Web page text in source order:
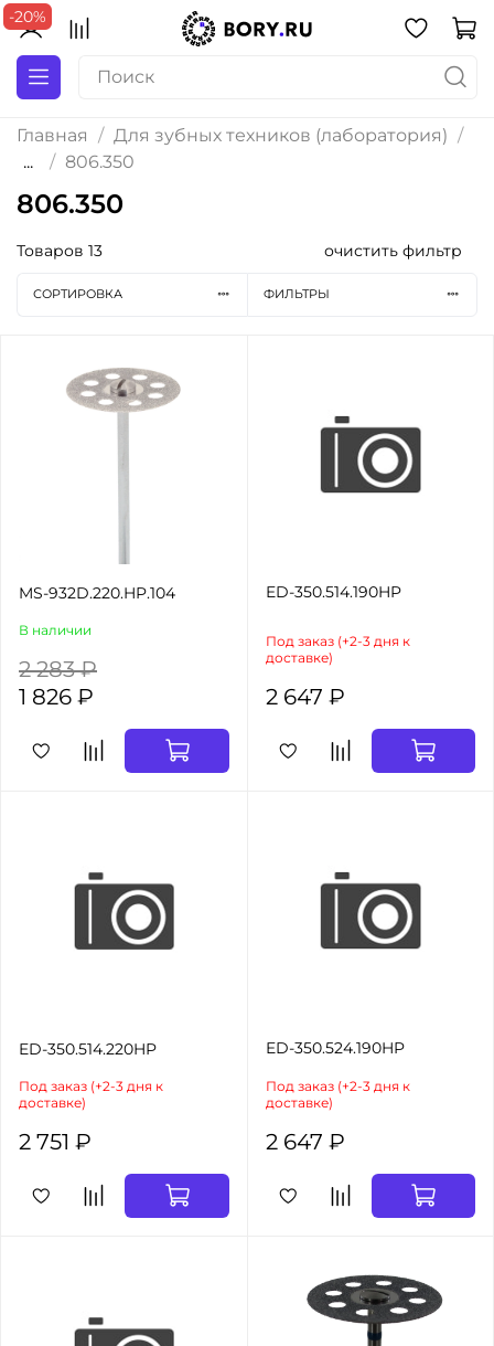
Главная
Для зубных техников (лаборатория)
...
806.350
806.350
Товаров 13 очистить фильтр
СОРТИРОВКА ФИЛЬТРЫ
-20%
MS-932D.220.HP.104
В наличии
2 283 ₽
1 826 ₽
ED-350.514.190HP
Под заказ (+2-3 дня к
доставке)
2 647 ₽
ED-350.514.220HP
Под заказ (+2-3 дня к
доставке)
2 751 ₽
ED-350.524.190HP
Под заказ (+2-3 дня к
доставке)
2 647 ₽